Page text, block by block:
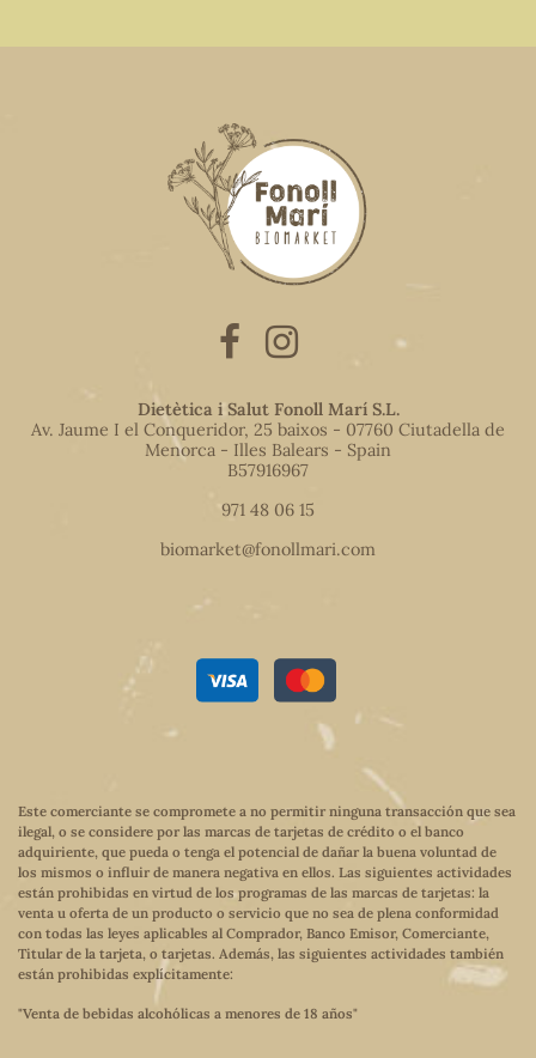
Dietètica i Salut Fonoll Marí S.L.
Av. Jaume I el Conqueridor, 25 baixos - 07760 Ciutadella de
Menorca - Illes Balears - Spain
B57916967
971 48 06 15
biomarket@fonollmari.com
Este comerciante se compromete a no permitir ninguna transacción que sea
ilegal, o se considere por las marcas de tarjetas de crédito o el banco
adquiriente, que pueda o tenga el potencial de dañar la buena voluntad de
los mismos o influir de manera negativa en ellos. Las siguientes actividades
están prohibidas en virtud de los programas de las marcas de tarjetas: la
venta u oferta de un producto o servicio que no sea de plena conformidad
con todas las leyes aplicables al Comprador, Banco Emisor, Comerciante,
Titular de la tarjeta, o tarjetas. Además, las siguientes actividades también
están prohibidas explícitamente:
"Venta de bebidas alcohólicas a menores de 18 años"